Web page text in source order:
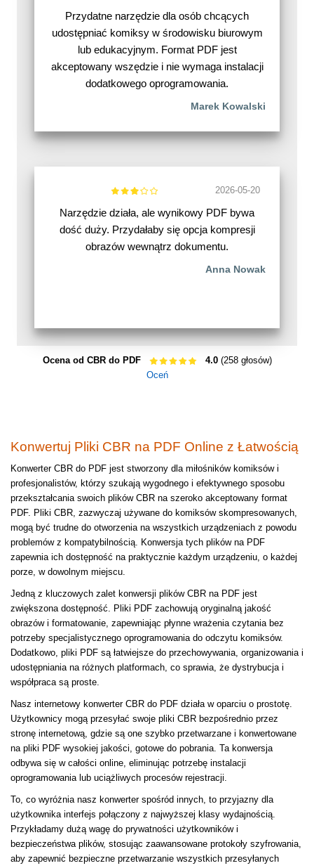
Przydatne narzędzie dla osób chcących
udostępniać komiksy w środowisku biurowym
lub edukacyjnym. Format PDF jest
akceptowany wszędzie i nie wymaga instalacji
dodatkowego oprogramowania.
Marek Kowalski
2026-05-20
Narzędzie działa, ale wynikowy PDF bywa
dość duży. Przydałaby się opcja kompresji
obrazów wewnątrz dokumentu.
Anna Nowak
Ocena od CBR do PDF 4.0(258 głosów)
Oceń
Konwertuj Pliki CBR na PDF Online z Łatwością
Konwerter CBR do PDF jest stworzony dla miłośników komiksów i
profesjonalistów, którzy szukają wygodnego i efektywnego sposobu
przekształcania swoich plików CBR na szeroko akceptowany format
PDF. Pliki CBR, zazwyczaj używane do komiksów skompresowanych,
mogą być trudne do otworzenia na wszystkich urządzeniach z powodu
problemów z kompatybilnością. Konwersja tych plików na PDF
zapewnia ich dostępność na praktycznie każdym urządzeniu, o każdej
porze, w dowolnym miejscu.
Jedną z kluczowych zalet konwersji plików CBR na PDF jest
zwiększona dostępność. Pliki PDF zachowują oryginalną jakość
obrazów i formatowanie, zapewniając płynne wrażenia czytania bez
potrzeby specjalistycznego oprogramowania do odczytu komiksów.
Dodatkowo, pliki PDF są łatwiejsze do przechowywania, organizowania i
udostępniania na różnych platformach, co sprawia, że dystrybucja i
współpraca są proste.
Nasz internetowy konwerter CBR do PDF działa w oparciu o prostotę.
Użytkownicy mogą przesyłać swoje pliki CBR bezpośrednio przez
stronę internetową, gdzie są one szybko przetwarzane i konwertowane
na pliki PDF wysokiej jakości, gotowe do pobrania. Ta konwersja
odbywa się w całości online, eliminując potrzebę instalacji
oprogramowania lub uciążliwych procesów rejestracji.
To, co wyróżnia nasz konwerter spośród innych, to przyjazny dla
użytkownika interfejs połączony z najwyższej klasy wydajnością.
Przykładamy dużą wagę do prywatności użytkowników i
bezpieczeństwa plików, stosując zaawansowane protokoły szyfrowania,
aby zapewnić bezpieczne przetwarzanie wszystkich przesyłanych